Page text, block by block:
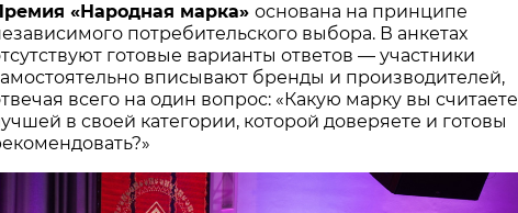
«Народная марка» основана на принципе
потребительского выбора. В анкетах
готовые варианты ответов — участники
вписывают бренды и производителей,
всего на один вопрос: «Какую марку вы считаете
в своей категории, которой доверяете и готовы